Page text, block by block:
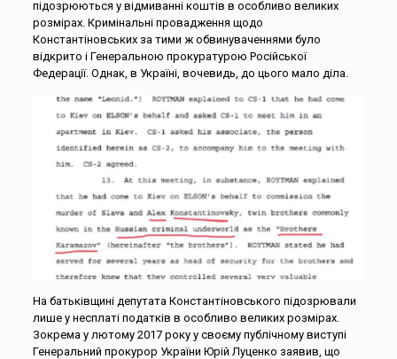
підозрюються у відмиванні коштів в особливо великих
розмірах. Кримінальні провадження щодо
Константіновських за тими ж обвинуваченнями було
відкрито і Генеральною прокуратурою Російської
Федерації. Однак, в Україні, вочевидь, до цього мало діла.
На батьківщині депутата Константіновського підозрювали
лише у несплаті податків в особливо великих розмірах.
Зокрема у лютому 2017 року у своєму публічному виступі
Генеральний прокурор України Юрій Луценко заявив, що